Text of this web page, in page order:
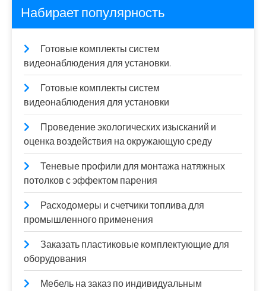
Набирает популярность
Готовые комплекты систем
видеонаблюдения для установки.
Готовые комплекты систем
видеонаблюдения для установки
Проведение экологических изысканий и
оценка воздействия на окружающую среду
Теневые профили для монтажа натяжных
потолков с эффектом парения
Расходомеры и счетчики топлива для
промышленного применения
Заказать пластиковые комплектующие для
оборудования
Мебель на заказ по индивидуальным